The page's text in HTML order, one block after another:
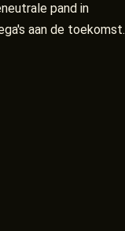
pand in
aan de toekomst.